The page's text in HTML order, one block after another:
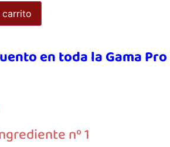
carrito
en toda la Gama
nº 1